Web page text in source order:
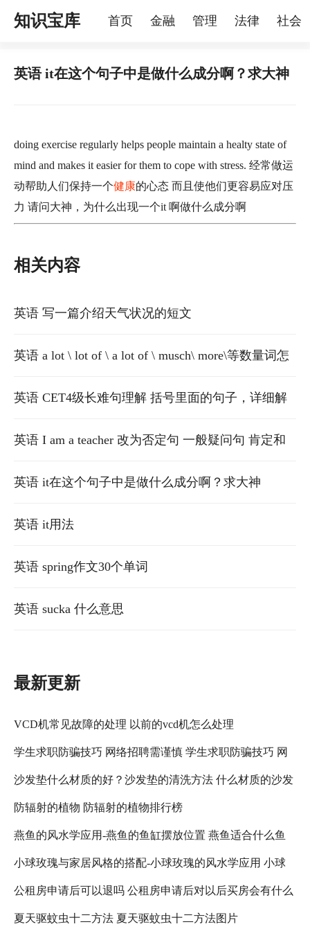
知识宝库 首页 金融 管理 法律 社会
家庭 宠物
英语 it在这个句子中是做什么成分啊？求大神
doing exercise regularly helps people maintain a healty state of
mind and makes it easier for them to cope with stress. 经常做运
动帮助人们保持一个健康的心态 而且使他们更容易应对压
力 请问大神，为什么出现一个it 啊做什么成分啊
相关内容
英语 写一篇介绍天气状况的短文
英语 a lot \ lot of \ a lot of \ musch\ more\等数量词怎
么用啊
英语 CET4级长难句理解 括号里面的句子，详细解
释一下语法，with which定语从句的意思
英语 I am a teacher 改为否定句 一般疑问句 肯定和
否定的回答
英语 it在这个句子中是做什么成分啊？求大神
英语 it用法
英语 spring作文30个单词
英语 sucka 什么意思
最新更新
VCD机常见故障的处理 以前的vcd机怎么处理
学生求职防骗技巧 网络招聘需谨慎 学生求职防骗技巧 网
络招聘需注意什么
沙发垫什么材质的好？沙发垫的清洗方法 什么材质的沙发
垫比较好
防辐射的植物 防辐射的植物排行榜
燕鱼的风水学应用-燕鱼的鱼缸摆放位置 燕鱼适合什么鱼
缸
小球玫瑰与家居风格的搭配-小球玫瑰的风水学应用 小球
玫瑰怎么养更好看
公租房申请后可以退吗 公租房申请后对以后买房会有什么
影响吗 公租房退租以后,还可以在申请吗?
夏天驱蚊虫十二方法 夏天驱蚊虫十二方法图片